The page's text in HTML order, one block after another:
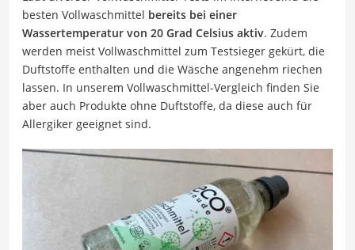
besten Vollwaschmittel bereits bei einer
Wassertemperatur von 20 Grad Celsius aktiv. Zudem
werden meist Vollwaschmittel zum Testsieger gekürt, die
Duftstoffe enthalten und die Wäsche angenehm riechen
lassen. In unserem Vollwaschmittel-Vergleich finden Sie
aber auch Produkte ohne Duftstoffe, da diese auch für
Allergiker geeignet sind.